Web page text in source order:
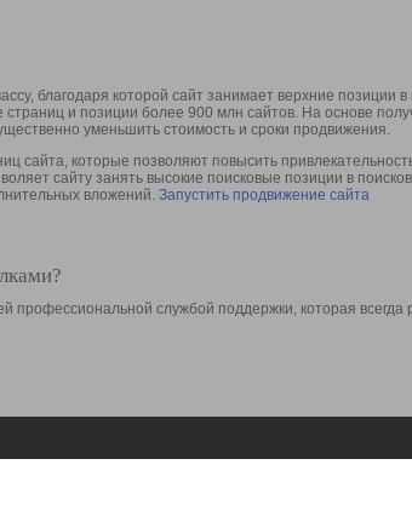
благодаря которой сайт занимает верхние
и позиции более 900 млн сайтов. На основе
уменьшить стоимость и сроки продвижения.
которые позволяют повысить
сайту занять высокие поисковые позиции в
вложений. Запустить продвижение сайта
профессиональной службой поддержки, которая